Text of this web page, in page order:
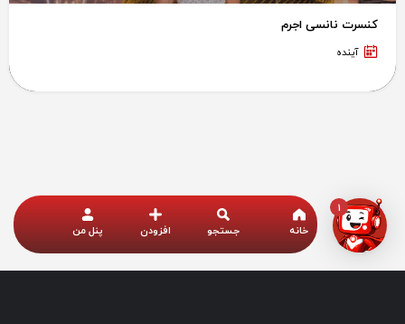
کنسرت نانسی اجرم
آینده
خانه جستجو افزودن پنل من
1